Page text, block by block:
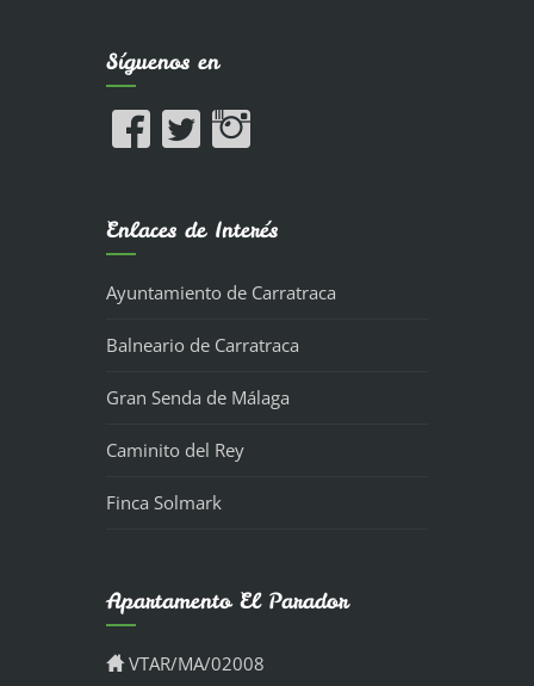
Síguenos en
Enlaces de Interés
Ayuntamiento de Carratraca
Balneario de Carratraca
Gran Senda de Málaga
Caminito del Rey
Finca Solmark
Apartamento El Parador
VTAR/MA/02008